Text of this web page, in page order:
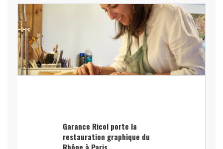
Garance Ricol porte la
restauration graphique du